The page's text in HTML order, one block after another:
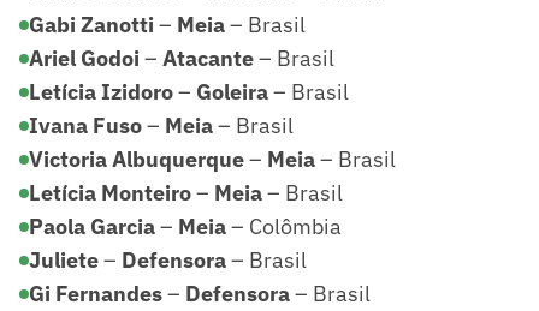
Gabi Zanotti – Meia– Brasil
Ariel Godoi – Atacante– Brasil
Letícia Izidoro– Goleira– Brasil
Ivana Fuso– Meia– Brasil
Victoria Albuquerque– Meia– Brasil
Letícia Monteiro– Meia– Brasil
Paola Garcia– Meia– Colômbia
Juliete– Defensora– Brasil
Gi Fernandes– Defensora– Brasil